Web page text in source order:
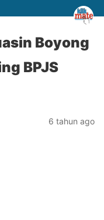
Boyong
BPJS
6 tahun ago